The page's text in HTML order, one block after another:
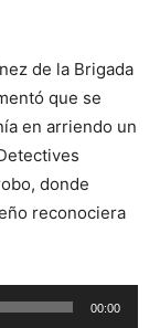
de la Brigada
que se
en arriendo un
donde
reconociera
00:00